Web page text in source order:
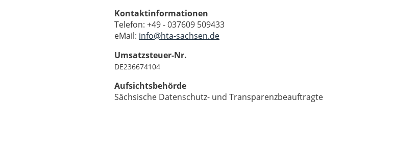
Kontaktinformationen
Telefon: +49 - 037609 509433
eMail: info@hta-sachsen.de
Umsatzsteuer-Nr.
DE236674104
Aufsichtsbehörde
Sächsische Datenschutz- und Transparenzbeauftragte